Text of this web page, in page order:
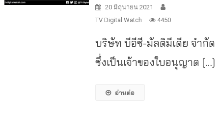
20 มิถุนายน 2021
TV Digital Watch
4450
บริษัท บีอีซี-มัลติมีเดีย จำกัด
ซึ่งเป็นเจ้าของใบอนุญาต […]
อ่านต่อ